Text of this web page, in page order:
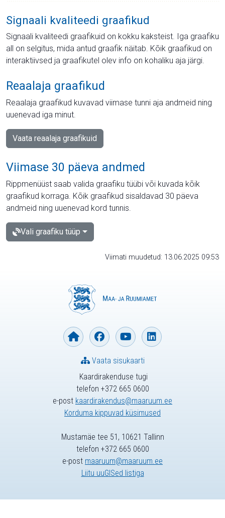
Signaali kvaliteedi graafikud
Signaali kvaliteedi graafikuid on kokku kaksteist. Iga graafiku
all on selgitus, mida antud graafik näitab. Kõik graafikud on
interaktiivsed ja graafikutel olev info on kohaliku aja järgi.
Reaalaja graafikud
Reaalaja graafikud kuvavad viimase tunni aja andmeid ning
uuenevad iga minut.
Vaata reaalaja graafikuid
Viimase 30 päeva andmed
Rippmenüüst saab valida graafiku tüübi või kuvada kõik
graafikud korraga. Kõik graafikud sisaldavad 30 päeva
andmeid ning uuenevad kord tunnis.
Vali graafiku tüüp
Viimati muudetud: 13.06.2025 09:53
Kaardirakenduse tugi
telefon +372 665 0600
e-post kaardirakendus@maaruum.ee
Korduma kippuvad küsimused
Vaata sisukaarti
Mustamäe tee 51, 10621 Tallinn
telefon +372 665 0600
e-post maaruum@maaruum.ee
Liitu uuGISed listiga